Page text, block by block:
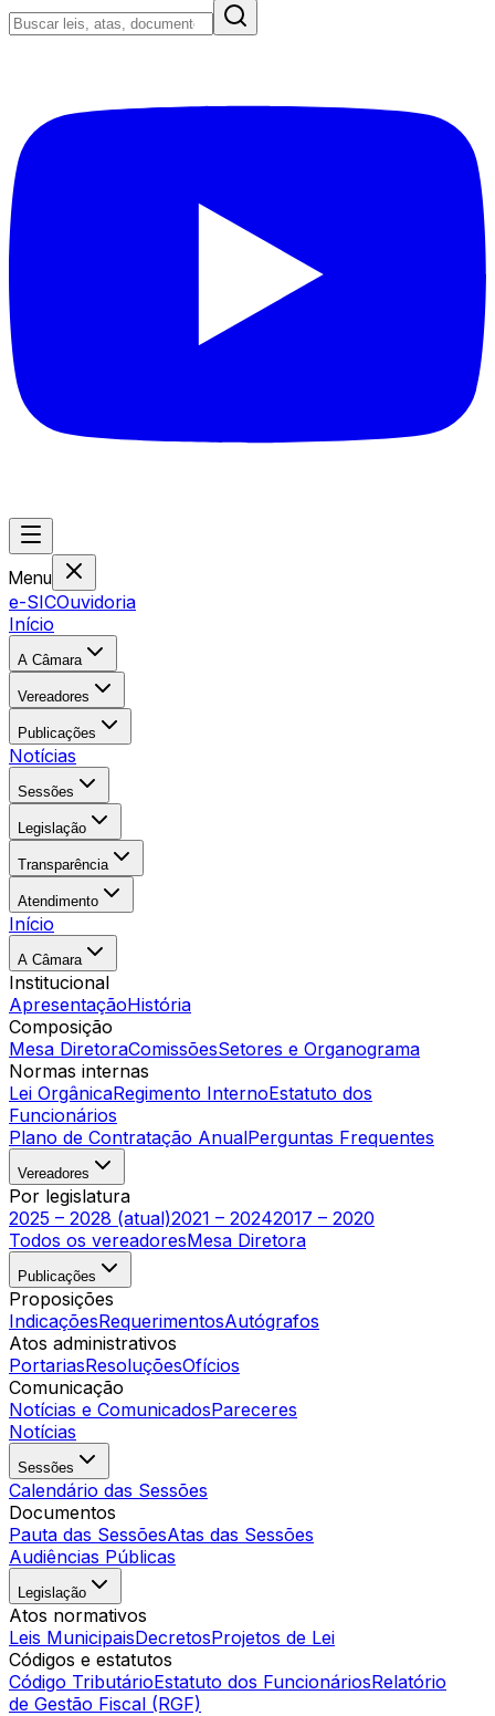
Menu
e-SICOuvidoria
Início
A Câmara
Vereadores
Publicações
Notícias
Sessões
Legislação
Transparência
Atendimento
Início
A Câmara
Institucional
ApresentaçãoHistória
Composição
Mesa DiretoraComissõesSetores e Organograma
Normas internas
Lei OrgânicaRegimento InternoEstatuto dos
Funcionários
Plano de Contratação AnualPerguntas Frequentes
Vereadores
Por legislatura
2025 – 2028 (atual)2021 – 20242017 – 2020
Todos os vereadoresMesa Diretora
Publicações
Proposições
IndicaçõesRequerimentosAutógrafos
Atos administrativos
PortariasResoluçõesOfícios
Comunicação
Notícias e ComunicadosPareceres
Notícias
Sessões
Calendário das Sessões
Documentos
Pauta das SessõesAtas das Sessões
Audiências Públicas
Legislação
Atos normativos
Leis MunicipaisDecretosProjetos de Lei
Códigos e estatutos
Código TributárioEstatuto dos FuncionáriosRelatório
de Gestão Fiscal (RGF)